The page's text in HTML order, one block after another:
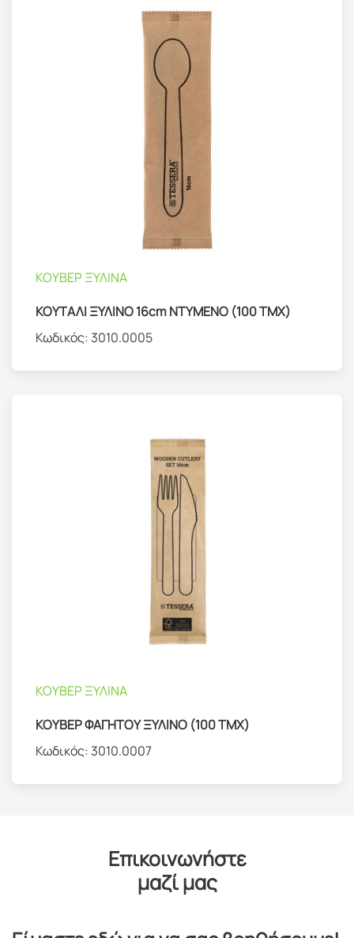
ΚΟΥΒΕΡ ΞΥΛΙΝΑ
ΚΟΥΤΑΛΙ ΞΥΛΙΝΟ 16cm ΝΤΥΜΕΝΟ (100 ΤΜΧ)
Κωδικός: 3010.0005
ΚΟΥΒΕΡ ΞΥΛΙΝΑ
ΚΟΥΒΕΡ ΦΑΓΗΤΟΥ ΞΥΛΙΝΟ (100 ΤΜΧ)
Κωδικός: 3010.0007
Επικοινωνήστε
μαζί μας